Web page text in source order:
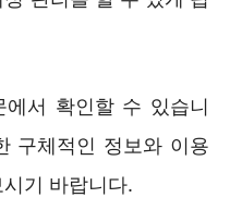
서 확인할 수 있습니
구체적인 정보와 이용
기 바랍니다.